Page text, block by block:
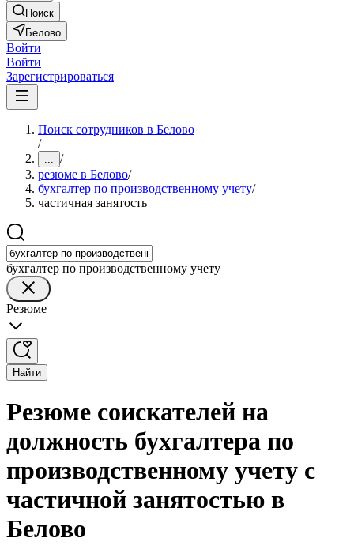
Поиск
Белово
Войти
Войти
Зарегистрироваться
Поиск сотрудников в Белово
/
... /
резюме в Белово/
бухгалтер по производственному учету/
частичная занятость
бухгалтер по производственному учету
Резюме
Найти
Резюме соискателей на
должность бухгалтера по
производственному учету с
частичной занятостью в
Белово